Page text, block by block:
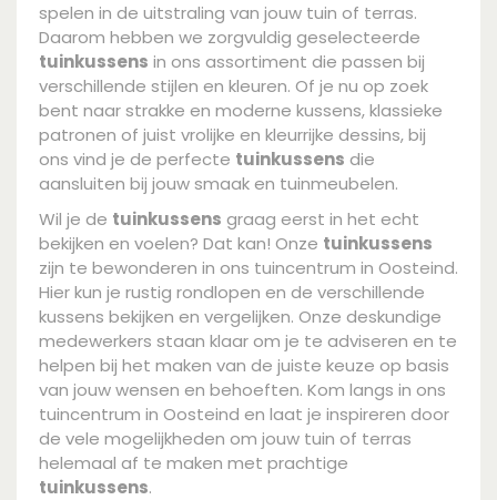
spelen in de uitstraling van jouw tuin of terras.
Daarom hebben we zorgvuldig geselecteerde
tuinkussens in ons assortiment die passen bij
verschillende stijlen en kleuren. Of je nu op zoek
bent naar strakke en moderne kussens, klassieke
patronen of juist vrolijke en kleurrijke dessins, bij
ons vind je de perfecte tuinkussens die
aansluiten bij jouw smaak en tuinmeubelen.
Wil je de tuinkussens graag eerst in het echt
bekijken en voelen? Dat kan! Onze tuinkussens
zijn te bewonderen in ons tuincentrum in Oosteind.
Hier kun je rustig rondlopen en de verschillende
kussens bekijken en vergelijken. Onze deskundige
medewerkers staan klaar om je te adviseren en te
helpen bij het maken van de juiste keuze op basis
van jouw wensen en behoeften. Kom langs in ons
tuincentrum in Oosteind en laat je inspireren door
de vele mogelijkheden om jouw tuin of terras
helemaal af te maken met prachtige
tuinkussens.